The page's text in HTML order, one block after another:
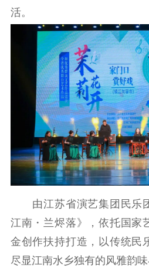
主题宣传 对外宣
记者之家
文化文
精品生产 文化惠
文化交流
体制改
紫金文化艺术节
品牌活
精神文
文明创建 文明实
先进典
社会宣
活。
由江苏省演艺集团民乐
江南・兰烬落》，依托国家
金创作扶持打造，以传统民
尽显江南水乡独有的风雅韵味